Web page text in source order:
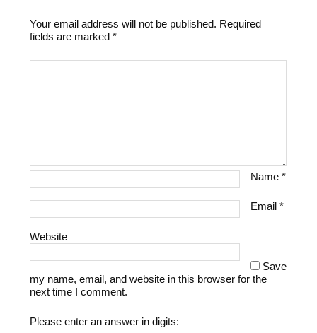
Your email address will not be published. Required
fields are marked*
Name*
Email*
Website
Save
my name, email, and website in this browser for the
next time I comment.
Please enter an answer in digits: